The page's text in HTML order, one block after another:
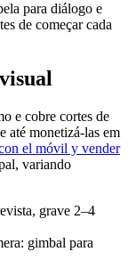
para diálogo e
de começar cada
e cobre cortes de
até monetizá-las em
el móvil y vender
variando
grave 2–4
gimbal para